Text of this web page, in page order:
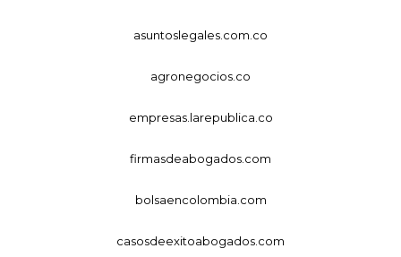
asuntoslegales.com.co
agronegocios.co
empresas.larepublica.co
firmasdeabogados.com
bolsaencolombia.com
casosdeexitoabogados.com